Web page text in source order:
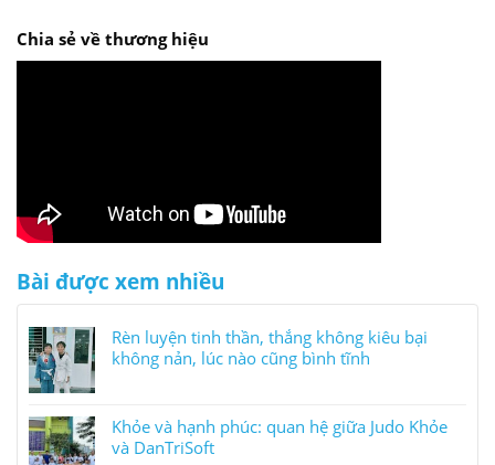
Chia sẻ về thương hiệu
Bài được xem nhiều
Rèn luyện tinh thần, thắng không kiêu bại
không nản, lúc nào cũng bình tĩnh
Khỏe và hạnh phúc: quan hệ giữa Judo Khỏe
và DanTriSoft